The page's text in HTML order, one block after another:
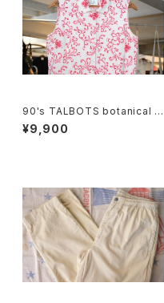
90's TALBOTS botanical s
croll printed Irish linen sle
eveless Shirt
¥9,900